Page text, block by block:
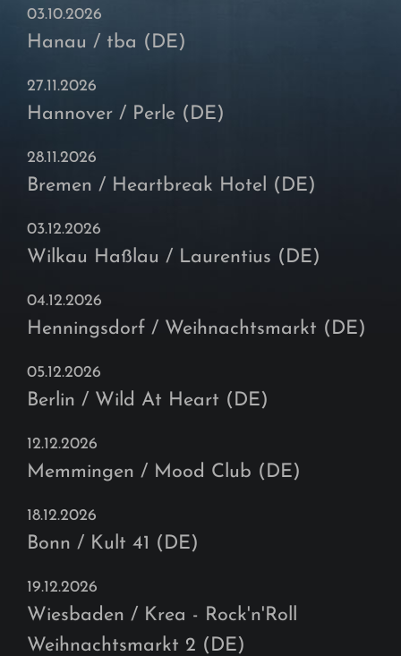
03.10.2026
Hanau / tba (DE)
27.11.2026
Hannover / Perle (DE)
28.11.2026
Bremen / Heartbreak Hotel (DE)
03.12.2026
Wilkau Haßlau / Laurentius (DE)
04.12.2026
Henningsdorf / Weihnachtsmarkt (DE)
05.12.2026
Berlin / Wild At Heart (DE)
12.12.2026
Memmingen / Mood Club (DE)
18.12.2026
Bonn / Kult 41 (DE)
19.12.2026
Wiesbaden / Krea - Rock'n'Roll
Weihnachtsmarkt 2 (DE)